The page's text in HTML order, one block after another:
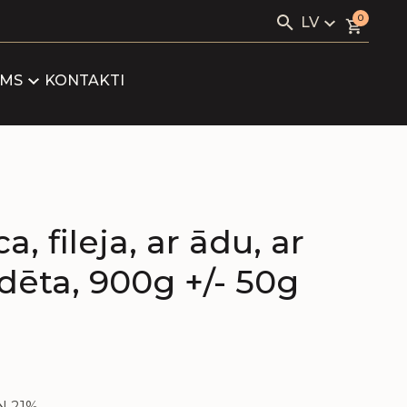
Search
for:
LV
LV
0
KONTAKTI
fileja, ar ādu, ar
900g +/- 50g